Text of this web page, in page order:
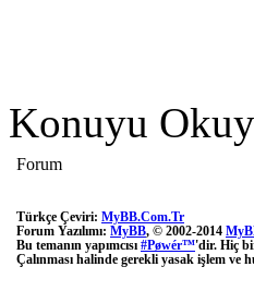
Konuyu
Forum
Türkçe Çeviri: MyBB.Com.Tr
Forum Yazılımı: MyBB, © 2002-2014
Bu temanın yapımcısı #Pøwér™'dir. Hiç
Çalınması halinde gerekli yasak işlem